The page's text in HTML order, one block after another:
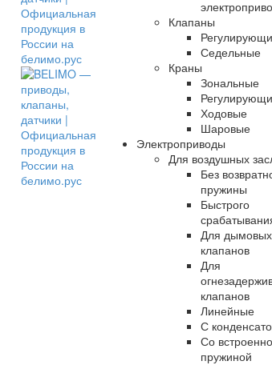
Клапаны
Седельные
Краны
Зональные
Ходовые
Шаровые
Электроприводы
Для воздушных
Без
пружины
Быстрого
Для дымовых
клапанов
Для
клапанов
Линейные
С
Со
пружиной